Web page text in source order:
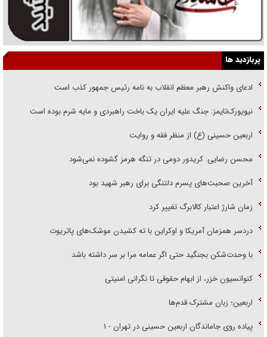
پربازدید ها
ادعای واکنش رهبر معظم انقلاب به نامه رئیس جمهور کذب است
نیویورک‌تایمز: جنگ علیه ایران یک باخت راهبردی و مایه شرم بوده است
اربعین حسینی (ع) از منظر فقه و روایت
محسن رضایی: کریدور دومی در تنگه هرمز گشوده نمی‌شود
آخرین صحبت‌های پسرم دلتنگی برای رهبر شهید بود
زمان شارژ اعتبار کالابرگ تغییر کرد
دردسر همزمان آمریکا و اوکراین با ته کشیدن موشک‌های پاتریوت
با وحدت‌شکن بجنگید حتی اگر عمامه مرا بر سر داشته باشد
کنوانسیون خزر، از ابهام حقوقی تا نگرانی امنیتی
اربعین؛ زبان مشترک قدم‌ها
پیاده روی جاماندگان اربعین حسینی در تهران - ۱